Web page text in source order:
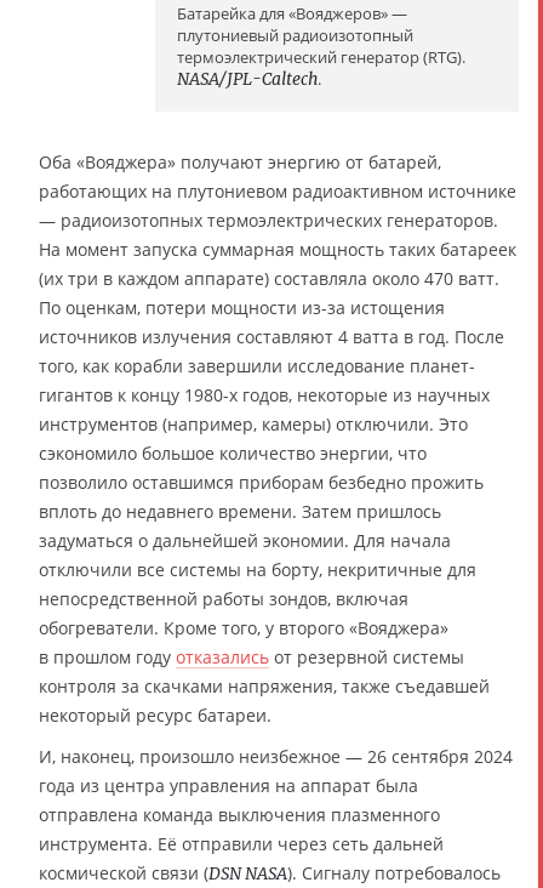
Батарейка для «Вояджеров» —
плутониевый радиоизотопный
термоэлектрический генератор (RTG).
NASA/JPL-Caltech.
Оба «Вояджера» получают энергию от батарей,
работающих на плутониевом радиоактивном источнике
— радиоизотопных термоэлектрических генераторов.
На момент запуска суммарная мощность таких батареек
(их три в каждом аппарате) составляла около 470 ватт.
По оценкам, потери мощности из-за истощения
источников излучения составляют 4 ватта в год. После
того, как корабли завершили исследование планет-
гигантов к концу 1980-х годов, некоторые из научных
инструментов (например, камеры) отключили. Это
сэкономило большое количество энергии, что
позволило оставшимся приборам безбедно прожить
вплоть до недавнего времени. Затем пришлось
задуматься о дальнейшей экономии. Для начала
отключили все системы на борту, некритичные для
непосредственной работы зондов, включая
обогреватели. Кроме того, у второго «Вояджера»
в прошлом году отказались от резервной системы
контроля за скачками напряжения, также съедавшей
некоторый ресурс батареи.
И, наконец, произошло неизбежное — 26 сентября 2024
года из центра управления на аппарат была
отправлена команда выключения плазменного
инструмента. Её отправили через сеть дальней
космической связи (DSN NASA). Сигналу потребовалось